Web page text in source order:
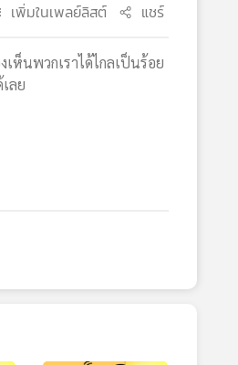
เพิ่มในเพลย์ลิสต์ แชร์
ห็นพวกเราได้ไกลเป็นร้อย
ลย